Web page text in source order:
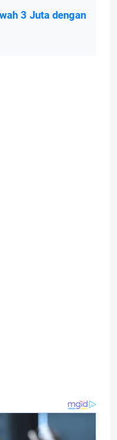
3 Juta dengan